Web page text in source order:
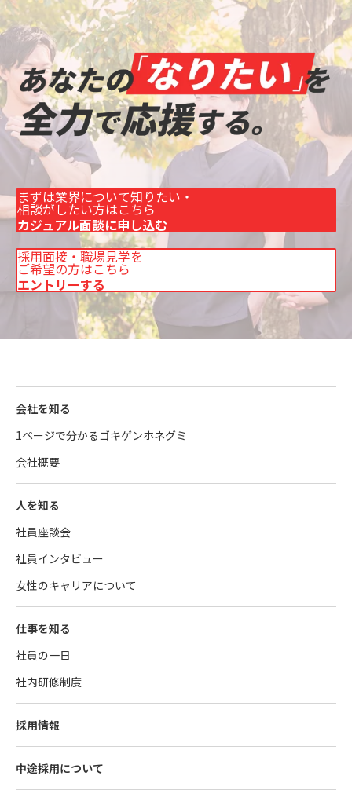
まずは業界について知りたい・
相談がしたい方はこちら
カジュアル面談に申し込む
採用面接・職場見学を
ご希望の方はこちら
エントリーする
会社を知る
1ページで分かるゴキゲンホネグミ
会社概要
人を知る
社員座談会
社員インタビュー
女性のキャリアについて
仕事を知る
社員の一日
社内研修制度
採用情報
中途採用について